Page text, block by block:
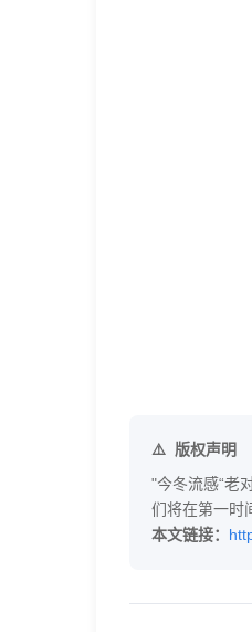
版权声明
"今冬流感“老
们将在第一时
本文链接：